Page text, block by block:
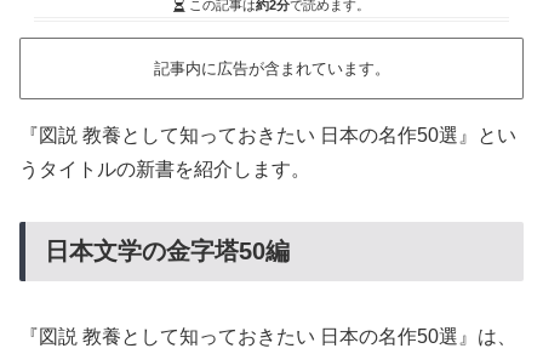
この記事は約2分で読めます。
記事内に広告が含まれています。
『図説 教養として知っておきたい 日本の名作50選』とい
うタイトルの新書を紹介します。
日本文学の金字塔50編
『図説 教養として知っておきたい 日本の名作50選』は、